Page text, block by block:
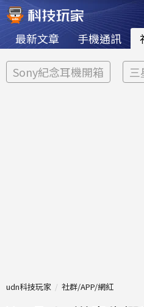
最新文章 手機通訊
Sony紀念耳機開箱
udn科技玩家 社群/APP/網紅